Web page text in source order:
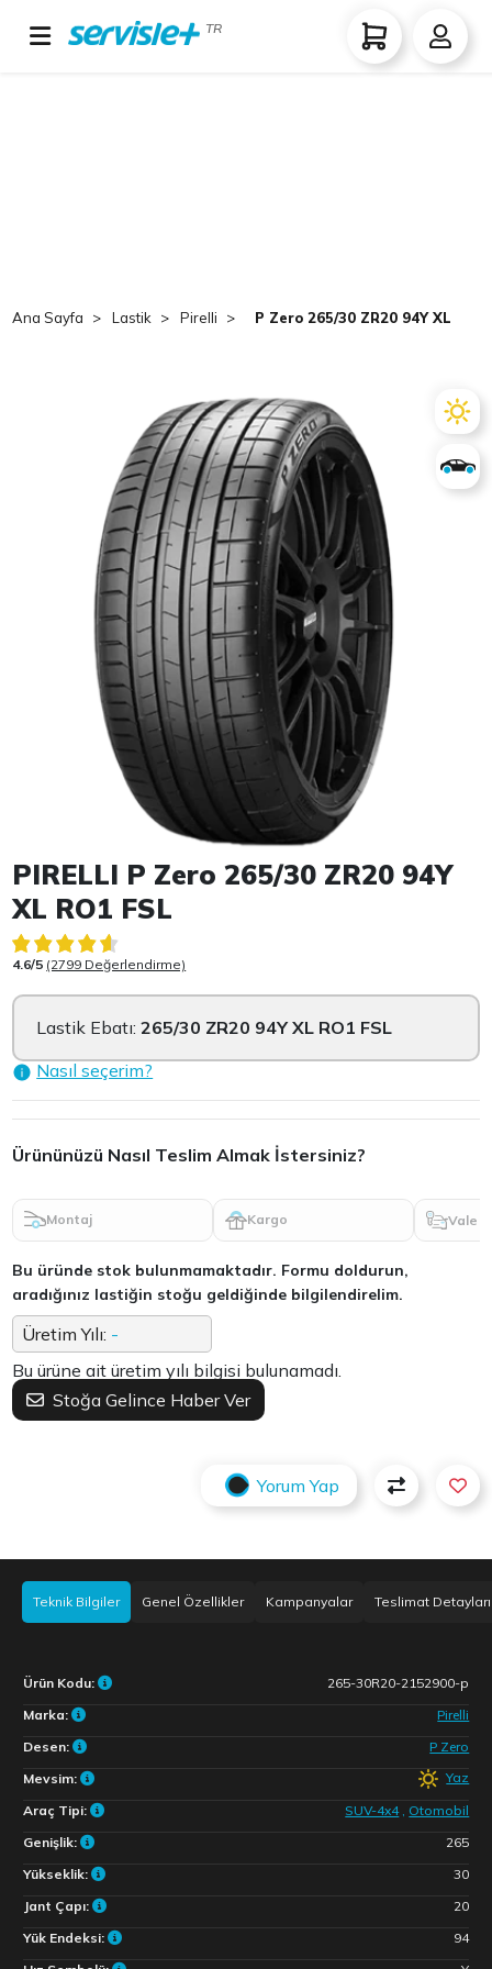
TR
Ana Sayfa Lastik Pirelli P Zero 265/30 ZR20 94Y XL RO1
Item 1 of 1
PIRELLI P Zero 265/30 ZR20 94Y
XL RO1 FSL
4.6/5 (2799 Değerlendirme)
Lastik Ebatı:265/30 ZR20 94Y XL RO1 FSL
Nasıl seçerim?
Ürününüzü Nasıl Teslim Almak İstersiniz?
Montaj Kargo Vale
Bu üründe stok bulunmamaktadır. Formu doldurun,
aradığınız lastiğin stoğu geldiğinde bilgilendirelim.
Üretim Yılı: -
Bu ürüne ait üretim yılı bilgisi bulunamadı.
Stoğa Gelince Haber Ver
Yorum Yap
Teknik Bilgiler Genel Özellikler Kampanyalar Teslimat Detayları
Ürün Kodu:
265-30R20-2152900-p
Marka:
Pirelli
Desen:
P Zero
Mevsim:
Yaz
Araç Tipi:
SUV-4x4 , Otomobil
Genişlik:
265
Yükseklik:
30
Jant Çapı:
20
Yük Endeksi:
94